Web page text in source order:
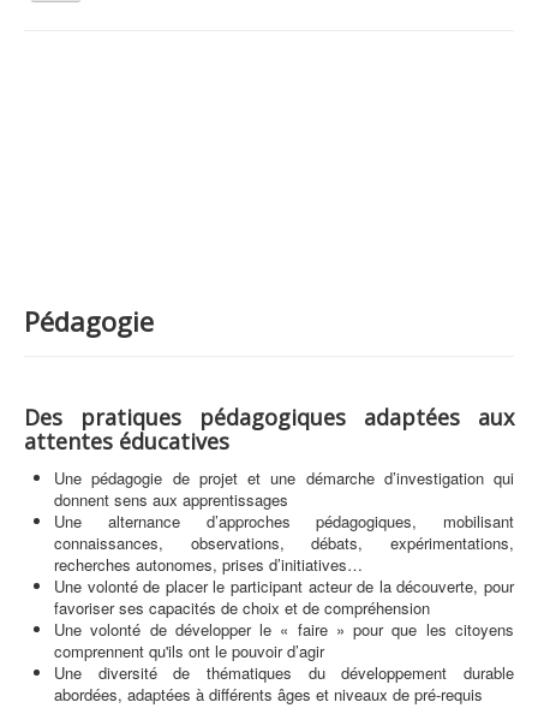
la
Guide Nature Patrimoine Volontaire (GNPV)
Contact
Pédagogie
Des pratiques pédagogiques adaptées aux
attentes éducatives
Une pédagogie de projet et une démarche d’investigation qui
donnent sens aux apprentissages
Une alternance d’approches pédagogiques, mobilisant
connaissances, observations, débats, expérimentations,
recherches autonomes, prises d’initiatives…
Une volonté de placer le participant acteur de la découverte, pour
favoriser ses capacités de choix et de compréhension
Une volonté de développer le « faire » pour que les citoyens
comprennent qu'ils ont le pouvoir d’agir
Une diversité de thématiques du développement durable
abordées, adaptées à différents âges et niveaux de pré-requis